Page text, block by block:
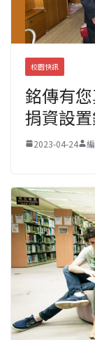
校園快訊
銘傳有
捐資設
2023-04-24